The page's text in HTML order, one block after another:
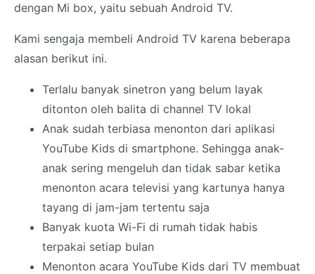
dengan Mi box, yaitu sebuah Android TV.
Kami sengaja membeli Android TV karena beberapa
alasan berikut ini.
Terlalu banyak sinetron yang belum layak
ditonton oleh balita di channel TV lokal
Anak sudah terbiasa menonton dari aplikasi
YouTube Kids di smartphone. Sehingga anak-
anak sering mengeluh dan tidak sabar ketika
menonton acara televisi yang kartunya hanya
tayang di jam-jam tertentu saja
Banyak kuota Wi-Fi di rumah tidak habis
terpakai setiap bulan
Menonton acara YouTube Kids dari TV membuat